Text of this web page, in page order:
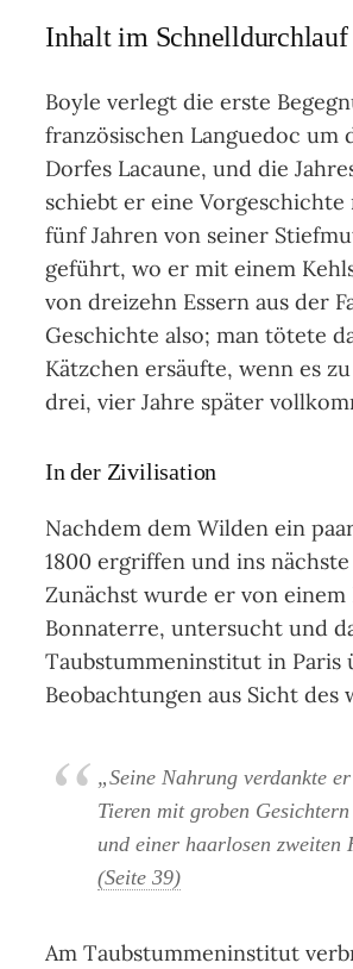
Inhalt im Schnelldurchlauf
Boyle verlegt die erste
französischen Languedoc um
Dorfes Lacaune, und die
schiebt er eine
fünf Jahren von seiner
geführt, wo er mit einem
von dreizehn Essern aus der
Ge­schich­te also; man tötete
Kätzchen ersäufte, wenn es
drei, vier Jahre später
In der Zivilisation
Nachdem dem Wilden ein
1800 ergriffen und ins
Zunächst wurde er von
Bonnaterre, untersucht und
Taubstummeninstitut in Paris
Beobachtungen aus Sicht des
„Seine Nahrung verdankte
Tieren mit groben
und einer haarlosen zweiten
(Seite 39)
Am Taubstummeninstitut